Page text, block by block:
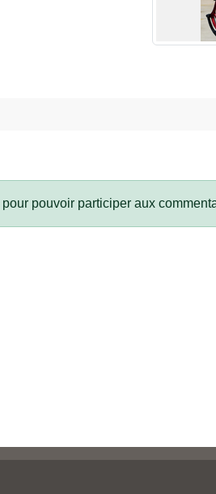
pour pouvoir participer aux